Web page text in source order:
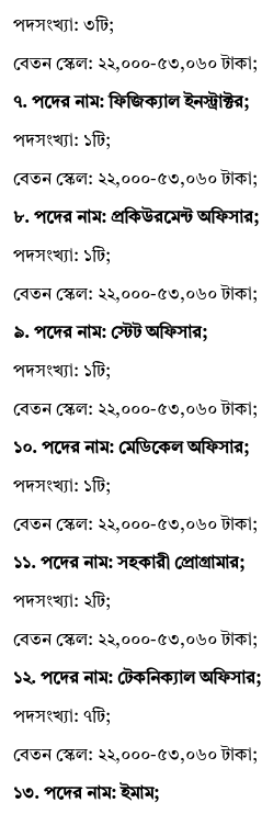
পদসংখ্যা: ৩টি;
বেতন স্কেল: ২২,০০০-৫৩,০৬০ টাকা;
৭. পদের নাম: ফিজিক্যাল ইনস্ট্রাক্টর;
পদসংখ্যা: ১টি;
বেতন স্কেল: ২২,০০০-৫৩,০৬০ টাকা;
৮. পদের নাম: প্রকিউরমেন্ট অফিসার;
পদসংখ্যা: ১টি;
বেতন স্কেল: ২২,০০০-৫৩,০৬০ টাকা;
৯. পদের নাম: স্টেট অফিসার;
পদসংখ্যা: ১টি;
বেতন স্কেল: ২২,০০০-৫৩,০৬০ টাকা;
১০. পদের নাম: মেডিকেল অফিসার;
পদসংখ্যা: ১টি;
বেতন স্কেল: ২২,০০০-৫৩,০৬০ টাকা;
১১. পদের নাম: সহকারী প্রোগ্রামার;
পদসংখ্যা: ২টি;
বেতন স্কেল: ২২,০০০-৫৩,০৬০ টাকা;
১২. পদের নাম: টেকনিক্যাল অফিসার;
পদসংখ্যা: ৭টি;
বেতন স্কেল: ২২,০০০-৫৩,০৬০ টাকা;
১৩. পদের নাম: ইমাম;